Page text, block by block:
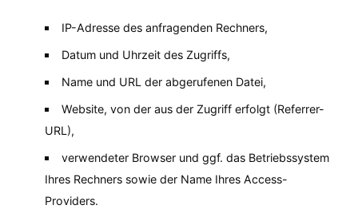
IP-Adresse des anfragenden Rechners,
Datum und Uhrzeit des Zugriffs,
Name und URL der abgerufenen Datei,
Website, von der aus der Zugriff erfolgt (Referrer-
URL),
verwendeter Browser und ggf. das Betriebssystem
Ihres Rechners sowie der Name Ihres Access-
Providers.